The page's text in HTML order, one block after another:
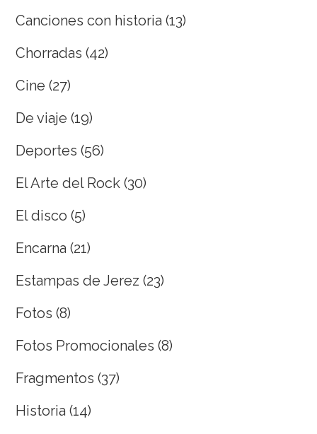
Canciones con historia (13)
Chorradas (42)
Cine (27)
De viaje (19)
Deportes (56)
El Arte del Rock (30)
El disco (5)
Encarna (21)
Estampas de Jerez (23)
Fotos (8)
Fotos Promocionales (8)
Fragmentos (37)
Historia (14)